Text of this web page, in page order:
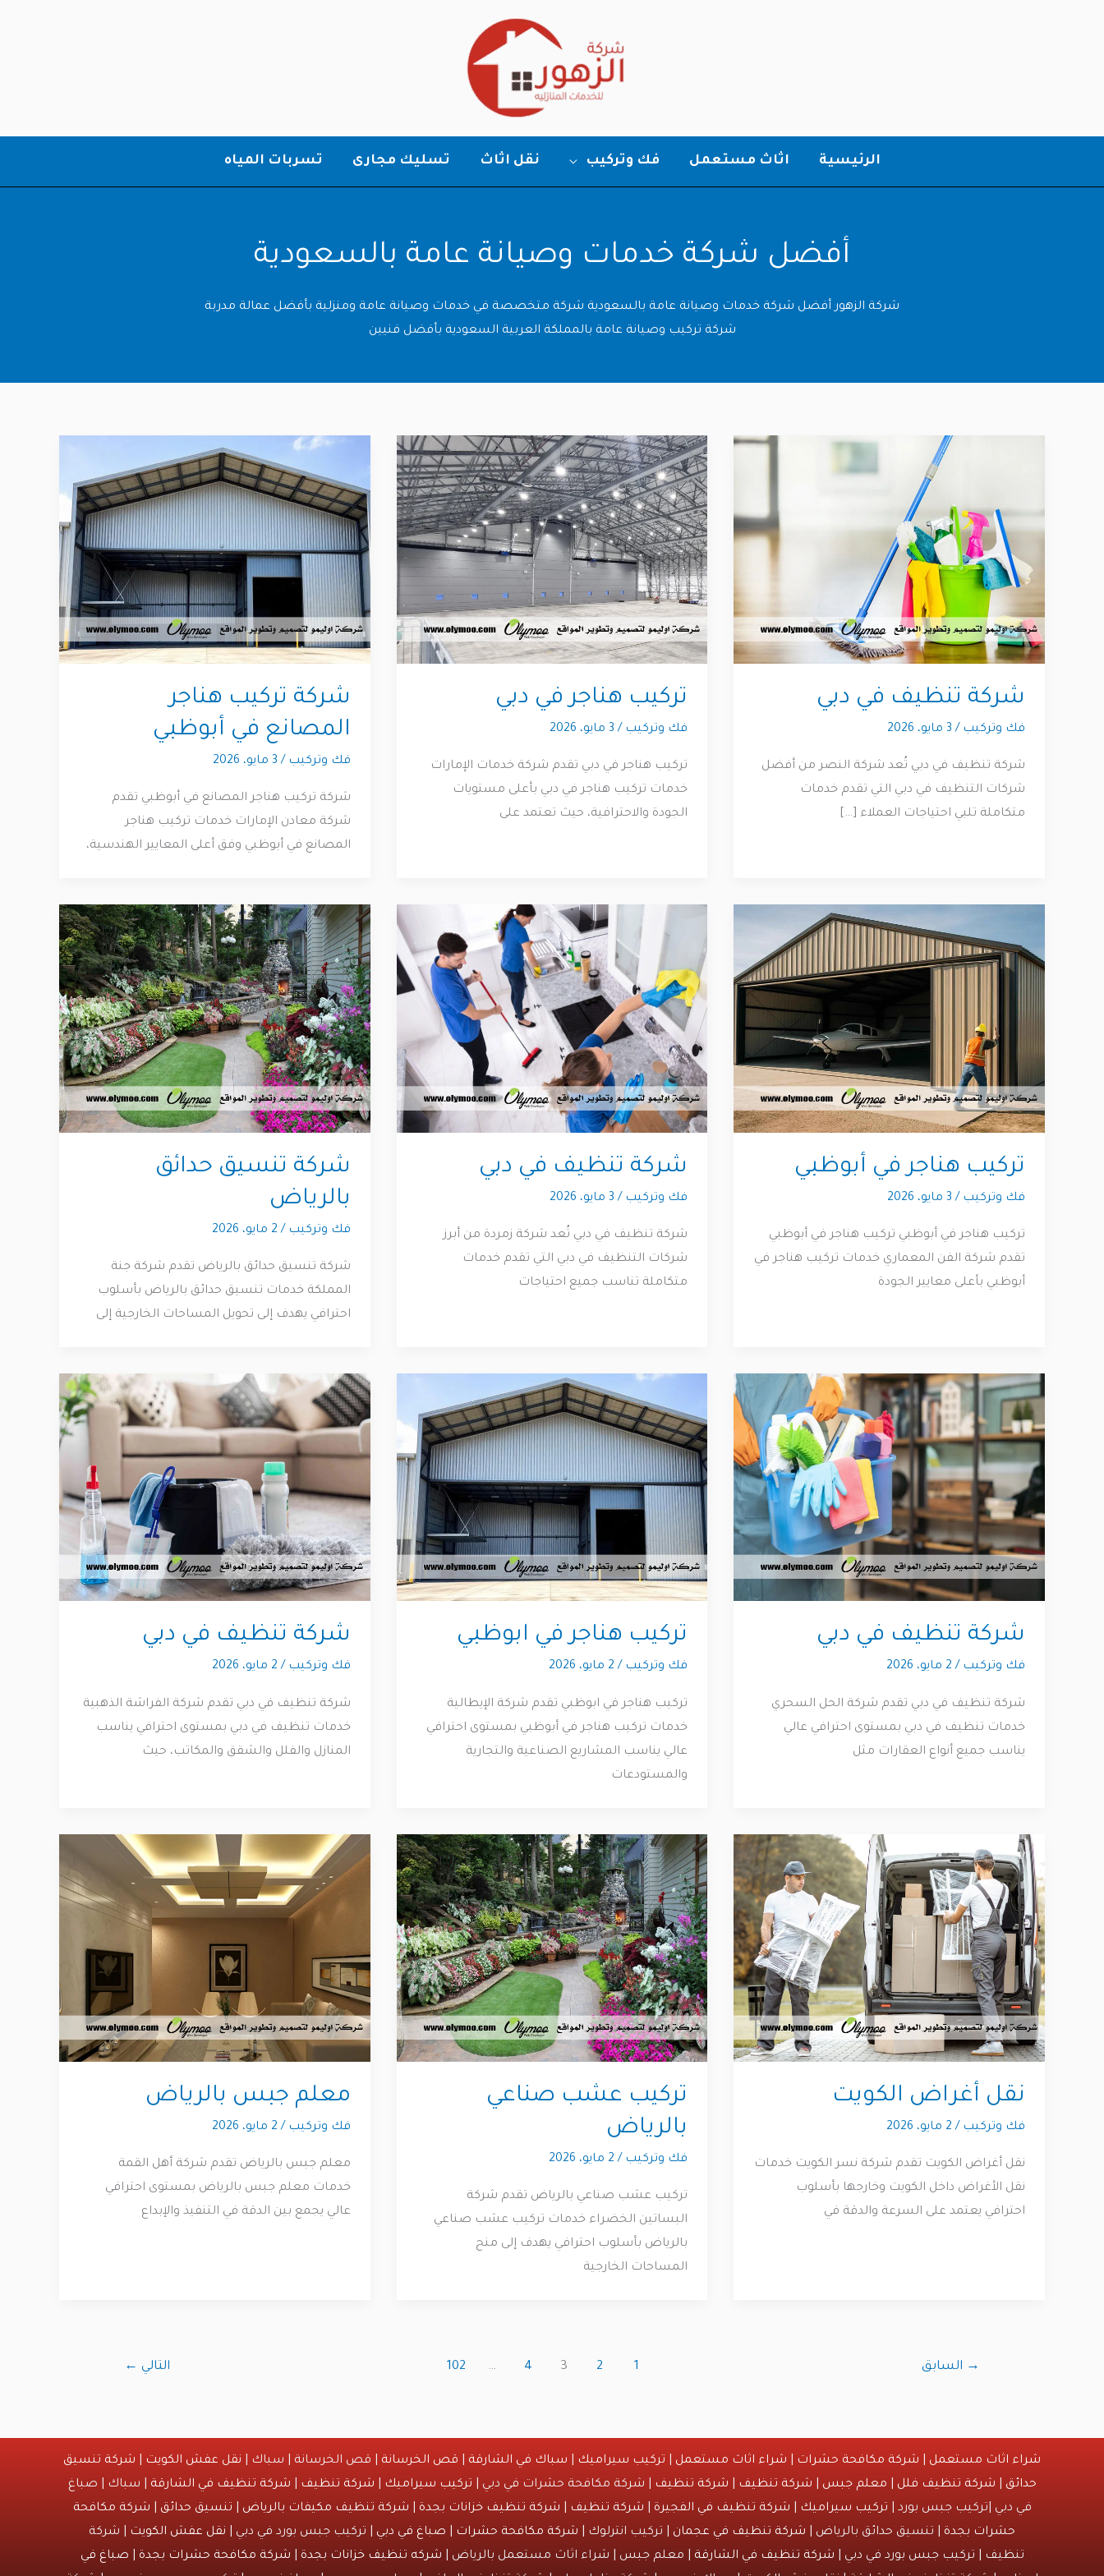
الرئيسية اثاث مستعمل فك وتركيب نقل اثاث تسليك مجارى تسربات المياه
أفضل شركة خدمات وصيانة عامة بالسعودية
شركة الزهور أفضل شركة خدمات وصيانة عامة بالسعودية شركة متخصصة في خدمات وصيانة عامة ومنزلية بأفضل عمالة مدربة
شركة تركيب وصيانة عامة بالمملكة العربية السعودية بأفضل فنيين
شركة تنظيف في دبي
فك وتركيب / 3 مايو، 2026
شركة تنظيف في دبي تُعد شركة النصر من أفضل
شركات التنظيف في دبي التي تقدم خدمات
متكاملة تلبي احتياجات العملاء […]
تركيب هناجر في دبي
فك وتركيب / 3 مايو، 2026
تركيب هناجر في دبي تقدم شركة خدمات الإمارات
خدمات تركيب هناجر في دبي بأعلى مستويات
الجودة والاحترافية، حيث تعتمد على
شركة تركيب هناجر
المصانع في أبوظبي
فك وتركيب / 3 مايو، 2026
شركة تركيب هناجر المصانع في أبوظبي تقدم
شركة معادن الإمارات خدمات تركيب هناجر
المصانع في أبوظبي وفق أعلى المعايير الهندسية،
تركيب هناجر في أبوظبي
فك وتركيب / 3 مايو، 2026
تركيب هناجر في أبوظبي تركيب هناجر في أبوظبي
تقدم شركة الفن المعماري خدمات تركيب هناجر في
أبوظبي بأعلى معايير الجودة
شركة تنظيف في دبي
فك وتركيب / 3 مايو، 2026
شركة تنظيف في دبي تُعد شركة زمردة من أبرز
شركات التنظيف في دبي التي تقدم خدمات
متكاملة تناسب جميع احتياجات
شركة تنسيق حدائق
بالرياض
فك وتركيب / 2 مايو، 2026
شركة تنسيق حدائق بالرياض تقدم شركة جنة
المملكة خدمات تنسيق حدائق بالرياض بأسلوب
احترافي يهدف إلى تحويل المساحات الخارجية إلى
شركة تنظيف في دبي
فك وتركيب / 2 مايو، 2026
شركة تنظيف في دبي تقدم شركة الحل السحري
خدمات تنظيف في دبي بمستوى احترافي عالي
يناسب جميع أنواع العقارات مثل
تركيب هناجر في ابوظبي
فك وتركيب / 2 مايو، 2026
تركيب هناجر في ابوظبي تقدم شركة الإيطالية
خدمات تركيب هناجر في أبوظبي بمستوى احترافي
عالي يناسب المشاريع الصناعية والتجارية
والمستودعات
شركة تنظيف في دبي
فك وتركيب / 2 مايو، 2026
شركة تنظيف في دبي تقدم شركة الفراشة الذهبية
خدمات تنظيف في دبي بمستوى احترافي يناسب
المنازل والفلل والشقق والمكاتب، حيث
نقل أغراض الكويت
فك وتركيب / 2 مايو، 2026
نقل أغراض الكويت تقدم شركة نسر الكويت خدمات
نقل الأغراض داخل الكويت وخارجها بأسلوب
احترافي يعتمد على السرعة والدقة في
تركيب عشب صناعي
بالرياض
فك وتركيب / 2 مايو، 2026
تركيب عشب صناعي بالرياض تقدم شركة
البساتين الخضراء خدمات تركيب عشب صناعي
بالرياض بأسلوب احترافي يهدف إلى منح
المساحات الخارجية
معلم جبس بالرياض
فك وتركيب / 2 مايو، 2026
معلم جبس بالرياض تقدم شركة أهل القمة
خدمات معلم جبس بالرياض بمستوى احترافي
عالي يجمع بين الدقة في التنفيذ والإبداع
→ السابق 1
2
3
4
…
102 التالي ←
شراء اثاث مستعمل شركة مكافحة حشرات شراء اثاث مستعمل تركيب سيراميك سباك في الشارقة قص الخرسانة | قص الخرسانة | سباك | نقل عفش الكويت
شركة تنسيق
حدائق
شركة تنظيف فلل معلم جبس شركة تنظيف شركة تنظيف | شركة مكافحة حشرات في دبي | تركيب سيراميك شركة تنظيف شركة تنظيف في الشارقة | سباك | صباغ
في دبي |تركيب جبس بورد | تركيب سيراميك شركة تنظيف في الفجيرة شركة تنظيف شركة تنظيف خزانات بجدة شركة تنظيف مكيفات بالرياض تنسيق حدائق
شركة مكافحة
حشرات بجدة | تنسيق حدائق بالرياض | شركة تنظيف في عجمان | تركيب انترلوك | شركة مكافحة حشرات صباغ في دبي | تركيب جبس بورد في دبي | نقل عفش الكويت
| شركة
تنظيف | تركيب جبس بورد في دبي | شركة تنظيف في الشارقة | معلم جبس | شراء اثاث مستعمل بالرياض | شركه تنظيف خزانات بجدة شركة مكافحة حشرات بجدة
صباغ في